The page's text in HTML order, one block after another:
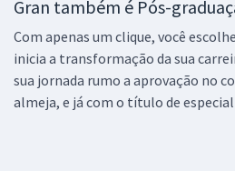
Gran também é Pós-
Com apenas um clique, você
inicia a transformação da sua
sua jornada rumo a aprovação no
almeja, e já com o título de